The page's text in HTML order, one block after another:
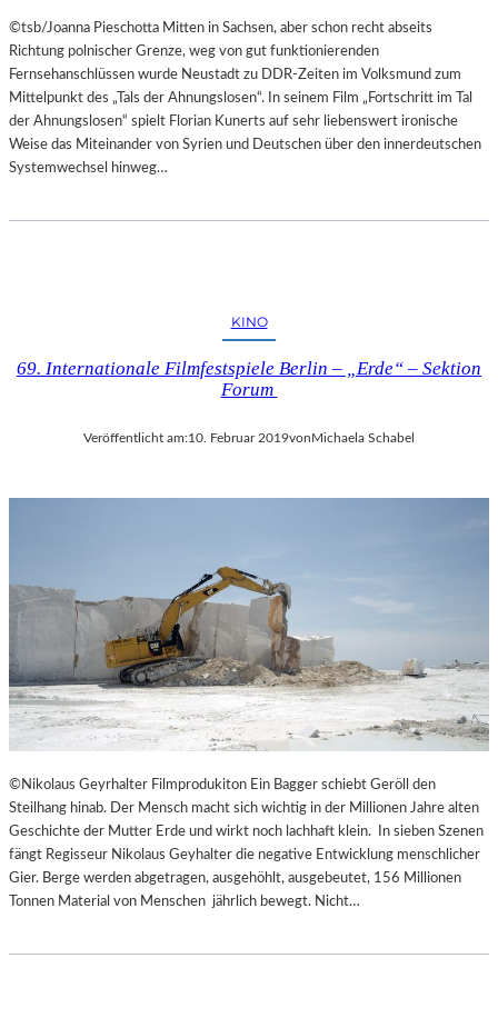
©tsb/Joanna Pieschotta Mitten in Sachsen, aber schon recht abseits
Richtung polnischer Grenze, weg von gut funktionierenden
Fernsehanschlüssen wurde Neustadt zu DDR-Zeiten im Volksmund zum
Mittelpunkt des „Tals der Ahnungslosen“. In seinem Film „Fortschritt im Tal
der Ahnungslosen“ spielt Florian Kunerts auf sehr liebenswert ironische
Weise das Miteinander von Syrien und Deutschen über den innerdeutschen
Systemwechsel hinweg…
KINO
69. Internationale Filmfestspiele Berlin – „Erde“ – Sektion
Forum
Veröffentlicht am:10. Februar 2019vonMichaela Schabel
©Nikolaus Geyrhalter Filmprodukiton Ein Bagger schiebt Geröll den
Steilhang hinab. Der Mensch macht sich wichtig in der Millionen Jahre alten
Geschichte der Mutter Erde und wirkt noch lachhaft klein. In sieben Szenen
fängt Regisseur Nikolaus Geyhalter die negative Entwicklung menschlicher
Gier. Berge werden abgetragen, ausgehöhlt, ausgebeutet, 156 Millionen
Tonnen Material von Menschen jährlich bewegt. Nicht…